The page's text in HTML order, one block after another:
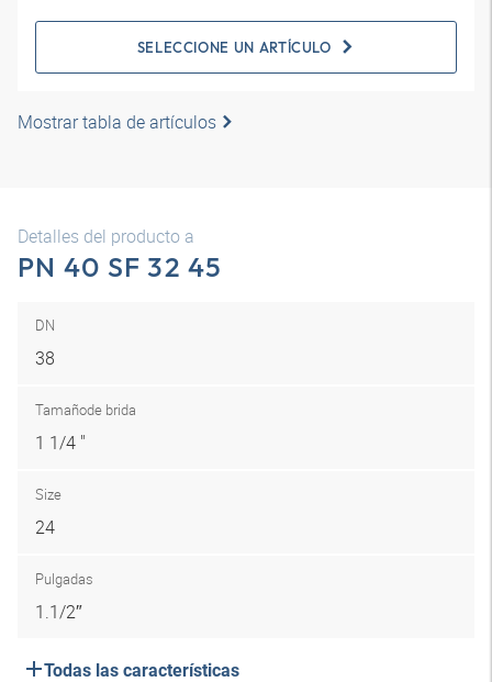
SELECCIONE UN ARTÍCULO
Mostrar tabla de artículos
Detalles del producto a
PN 40 SF 32 45
DN
38
Tamañode brida
1 1/4 "
Size
24
Pulgadas
1.1/2″
Todas las características